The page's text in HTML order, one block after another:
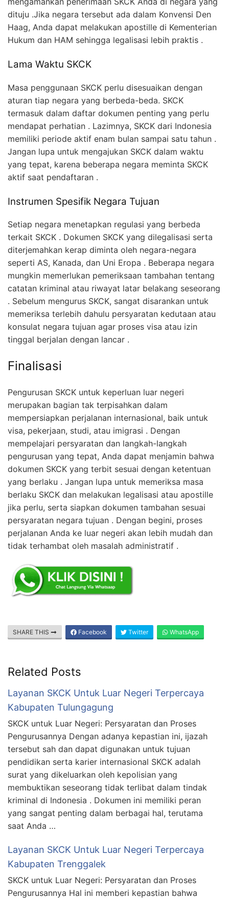
dituju .Jika negara tersebut ada dalam Konvensi Den
Haag, Anda dapat melakukan apostille di Kementerian
Hukum dan HAM sehingga legalisasi lebih praktis .
Lama Waktu SKCK
Masa penggunaan SKCK perlu disesuaikan dengan
aturan tiap negara yang berbeda-beda. SKCK
termasuk dalam daftar dokumen penting yang perlu
mendapat perhatian . Lazimnya, SKCK dari Indonesia
memiliki periode aktif enam bulan sampai satu tahun .
Jangan lupa untuk mengajukan SKCK dalam waktu
yang tepat, karena beberapa negara meminta SKCK
aktif saat pendaftaran .
Instrumen Spesifik Negara Tujuan
Setiap negara menetapkan regulasi yang berbeda
terkait SKCK . Dokumen SKCK yang dilegalisasi serta
diterjemahkan kerap diminta oleh negara-negara
seperti AS, Kanada, dan Uni Eropa . Beberapa negara
mungkin memerlukan pemeriksaan tambahan tentang
catatan kriminal atau riwayat latar belakang seseorang
. Sebelum mengurus SKCK, sangat disarankan untuk
memeriksa terlebih dahulu persyaratan kedutaan atau
konsulat negara tujuan agar proses visa atau izin
tinggal berjalan dengan lancar .
Finalisasi
Pengurusan SKCK untuk keperluan luar negeri
merupakan bagian tak terpisahkan dalam
mempersiapkan perjalanan internasional, baik untuk
visa, pekerjaan, studi, atau imigrasi . Dengan
mempelajari persyaratan dan langkah-langkah
pengurusan yang tepat, Anda dapat menjamin bahwa
dokumen SKCK yang terbit sesuai dengan ketentuan
yang berlaku . Jangan lupa untuk memeriksa masa
berlaku SKCK dan melakukan legalisasi atau apostille
jika perlu, serta siapkan dokumen tambahan sesuai
persyaratan negara tujuan . Dengan begini, proses
perjalanan Anda ke luar negeri akan lebih mudah dan
tidak terhambat oleh masalah administratif .
SHARE THIS Facebook Twitter WhatsApp
Related Posts
Layanan SKCK Untuk Luar Negeri Terpercaya
Kabupaten Tulungagung
SKCK untuk Luar Negeri: Persyaratan dan Proses
Pengurusannya Dengan adanya kepastian ini, ijazah
tersebut sah dan dapat digunakan untuk tujuan
pendidikan serta karier internasional SKCK adalah
surat yang dikeluarkan oleh kepolisian yang
membuktikan seseorang tidak terlibat dalam tindak
kriminal di Indonesia . Dokumen ini memiliki peran
yang sangat penting dalam berbagai hal, terutama
saat Anda …
Layanan SKCK Untuk Luar Negeri Terpercaya
Kabupaten Trenggalek
SKCK untuk Luar Negeri: Persyaratan dan Proses
Pengurusannya Hal ini memberi kepastian bahwa